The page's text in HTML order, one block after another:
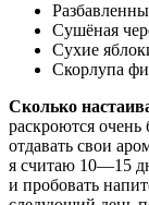
Сушёная
Сухие
Скорлупа
Сколько
раскроются
отдавать свои
я считаю 10—15
и пробовать